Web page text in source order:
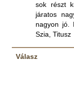
sok részt
járatos
nagyon jó.
Szia, Titusz
Válasz